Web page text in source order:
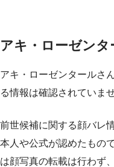
アキ・ローゼン
アキ・ローゼンタールさ
る情報は確認されていませ
前世候補に関する顔バレ
本人や公式が認めたもの
は顔写真の転載は行わず